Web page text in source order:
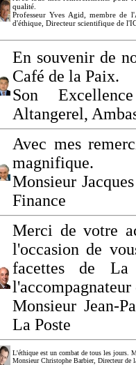
qualité.
Professeur Yves Agid, membre de
d'éthique, Directeur scientifique de
En souvenir de
Café de la Paix.
Son
Altangerel,
Avec mes
magnifique.
Monsieur
Finance
Merci de votre
l'occasion de
facettes de
Monsieur Jean-
La Poste
L'éthique est un combat de tous les jours.
Monsieur Christophe Barbier, Directeur de